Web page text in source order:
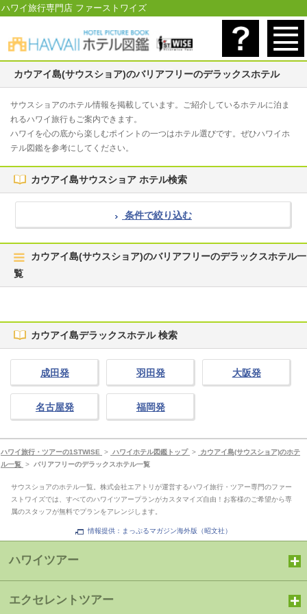
ハワイ旅行専門店 ファーストワイズ
カウアイ島(サウスショア)のバリアフリーのデラックスホテル
サウスショアのホテル情報を掲載しています。ご紹介しているホテルに泊ま
れるハワイ旅行もご案内できます。
ハワイを心の底から楽しむポイントの一つはホテル選びです。ぜひハワイホ
テル図鑑を参考にしてください。
カウアイ島サウスショア ホテル検索
条件で絞り込む
カウアイ島(サウスショア)のバリアフリーのデラックスホテル一
覧
カウアイ島デラックスホテル 検索
成田発 羽田発 大阪発
名古屋発 福岡発
ハワイ旅行・ツアーの1STWISE > ハワイホテル図鑑トップ >
カウアイ島(サウスショア)のホテ
ル一覧 >バリアフリーのデラックスホテル一覧
サウスショアのホテル一覧。株式会社エアトリが運営するハワイ旅行・ツアー専門のファー
ストワイズでは、すべてのハワイツアープランがカスタマイズ自由！お客様のご希望から専
属のスタッフが無料でプランをアレンジします。
情報提供：まっぷるマガジン海外版（昭文社）
ハワイツアー
エクセレントツアー